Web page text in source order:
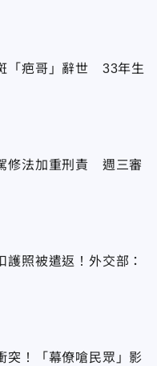
「疤哥」辭世 33年生
修法加重刑責 週三審
護照被遣返！外交部：
突！「幕僚嗆民眾」影